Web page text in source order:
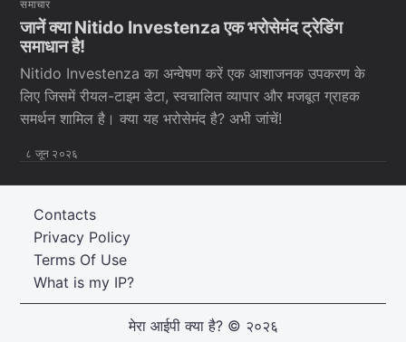
समाचार
जानें क्या Nitido Investenza एक भरोसेमंद ट्रेडिंग
समाधान है!
Nitido Investenza का अन्वेषण करें एक आशाजनक उपकरण के
लिए जिसमें रीयल-टाइम डेटा, स्वचालित व्यापार और मजबूत ग्राहक
समर्थन शामिल है। क्या यह भरोसेमंद है? अभी जांचें!
८ जून २०२६
What is my IP?
Terms Of Use
Privacy Policy
Contacts
मेरा आईपी क्या है?© २०२६